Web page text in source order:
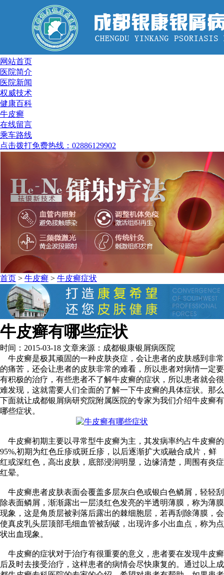
网站首页
医院简介
医院新闻
权威技术
健康百科
牛皮癣
在线留言
乘车路线
点击拨打免费热线：02886129902
首页 > 牛皮癣 > 牛皮癣症状
牛皮癣有哪些症状
时间：2015-03-18 文章来源：成都银康银屑病医院
牛皮癣是极其顽固的一种皮肤炎症，会让患者的皮肤感到非常
的痛苦，还会让患者的皮肤非常的难看，所以患者对病情一定要
有积极的治疗，有些患者不了解牛皮癣的症状，所以患者就会很
难发现，这就需要人们全面的了解一下牛皮癣的具体症状。那么
下面就让成都银屑病研究院附属医院的专家为我们介绍牛皮癣有
哪些症状。
牛皮癣初期主要以寻常型牛皮癣为主，其发病率约占牛皮癣的
95%,初期为红色丘疹或斑丘疹，以后逐渐扩大或融合成片，鲜
红或深红色，高出皮肤，底部浸润明显，边缘清楚，周围有炎症
红晕。
牛皮癣患者皮肤表面会覆盖多层灰白色或银白色鳞屑，轻轻刮
除表面鳞屑，渐渐露出一层淡红色发亮的半透明薄膜，称为薄膜
现象，这是角质层被剥落后露出的棘细胞层，若再刮除薄膜，会
使真皮乳头层顶部毛细血管被刮破，出现许多小出血点，称为点
状出血现象。
牛皮癣的症状对于治疗有很重要的意义，患者要在发现牛皮癣
后及时去接受治疗，这样患者的病情会尽快康复的。通过以上成